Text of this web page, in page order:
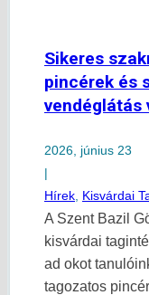
Sikeres
pincérek és
vendéglátás
2026, június 23
|
Hírek Kisvárdai
A Szent Bazil
kisvárdai
ad okot
tagozatos